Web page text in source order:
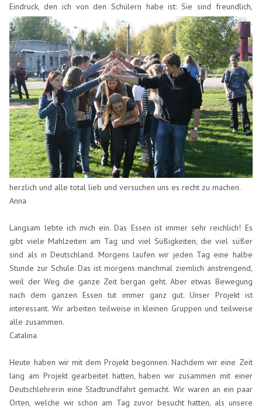
Eindruck, den ich von den Schülern habe ist: Sie sind freundlich,
herzlich und alle total lieb und versuchen uns es recht zu machen.
Anna
Langsam lebte ich mich ein. Das Essen ist immer sehr reichlich! Es
gibt viele Mahlzeiten am Tag und viel Süßigkeiten, die viel süßer
sind als in Deutschland. Morgens laufen wir jeden Tag eine halbe
Stunde zur Schule. Das ist morgens manchmal ziemlich anstrengend,
weil der Weg die ganze Zeit bergan geht. Aber etwas Bewegung
nach dem ganzen Essen tut immer ganz gut. Unser Projekt ist
interessant. Wir arbeiten teilweise in kleinen Gruppen und teilweise
alle zusammen.
Catalina
Heute haben wir mit dem Projekt begonnen. Nachdem wir eine Zeit
lang am Projekt gearbeitet hatten, haben wir zusammen mit einer
Deutschlehrerin eine Stadtrundfahrt gemacht. Wir waren an ein paar
Orten, welche wir schon am Tag zuvor besucht hatten, als unsere